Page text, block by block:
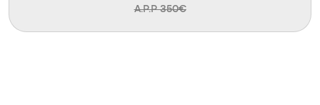
A.P.P 350€